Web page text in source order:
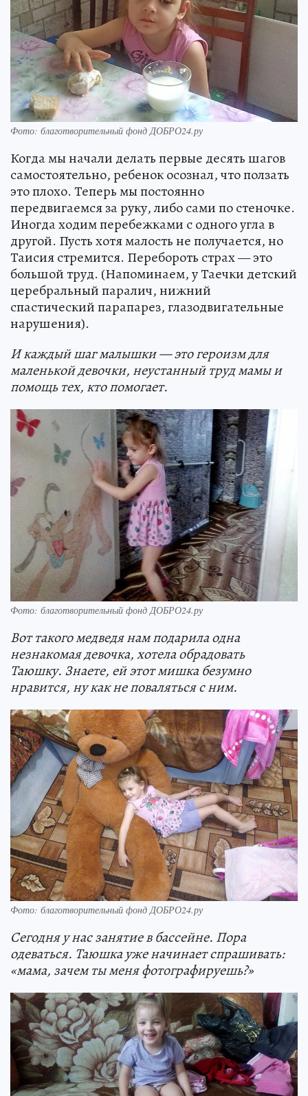
Фото: благотворительный фонд ДОБРО24.ру
Когда мы начали делать первые десять шагов
самостоятельно, ребенок осознал, что ползать
это плохо. Теперь мы постоянно
передвигаемся за руку, либо сами по стеночке.
Иногда ходим перебежками с одного угла в
другой. Пусть хотя малость не получается, но
Таисия стремится. Перебороть страх — это
большой труд. (Напоминаем, у Таечки детский
церебральный паралич, нижний
спастический парапарез, глазодвигательные
нарушения).
И каждый шаг малышки — это героизм для
маленькой девочки, неустанный труд мамы и
помощь тех, кто помогает.
Фото: благотворительный фонд ДОБРО24.ру
Вот такого медведя нам подарила одна
незнакомая девочка, хотела обрадовать
Таюшку. Знаете, ей этот мишка безумно
нравится, ну как не поваляться с ним.
Фото: благотворительный фонд ДОБРО24.ру
Сегодня у нас занятие в бассейне. Пора
одеваться. Таюшка уже начинает спрашивать:
«мама, зачем ты меня фотографируешь?»